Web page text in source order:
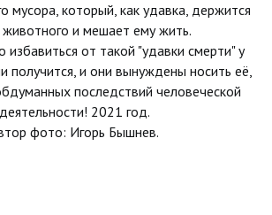
мусора, который, как удавка, держится
и мешает ему жить.
избавиться от такой "удавки смерти" у
получится, и они вынуждены носить её,
последствий человеческой
деятельности! 2021 год.
фото: Игорь Бышнев.